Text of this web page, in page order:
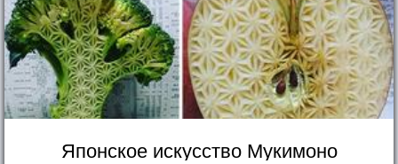
Японское искусство Мукимоно